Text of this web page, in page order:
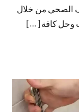
الصحي من خلال
وحل كافة […]